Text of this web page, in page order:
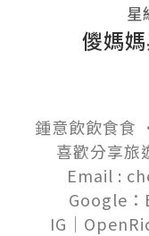
星
儍媽
鍾意飲飲食食
喜歡分享旅
Email :
Google